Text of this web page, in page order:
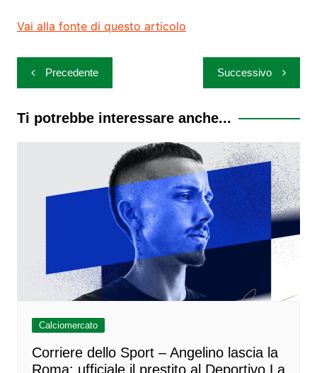
Vai alla fonte di questo articolo
Navigazione
articoli
Precedente Successivo
Ti potrebbe interessare anche...
Calciomercato
Corriere dello Sport – Angelino lascia la
Roma: ufficiale il prestito al Deportivo La